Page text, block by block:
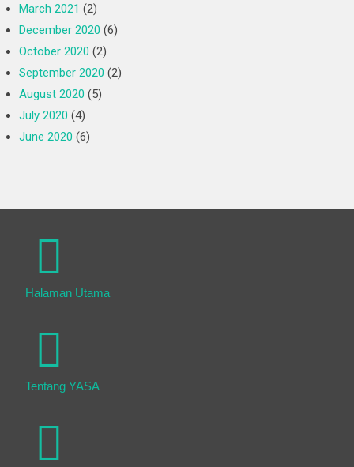
March 2021 (2)
December 2020 (6)
October 2020 (2)
September 2020 (2)
August 2020 (5)
July 2020 (4)
June 2020 (6)
Halaman Utama
Tentang YASA